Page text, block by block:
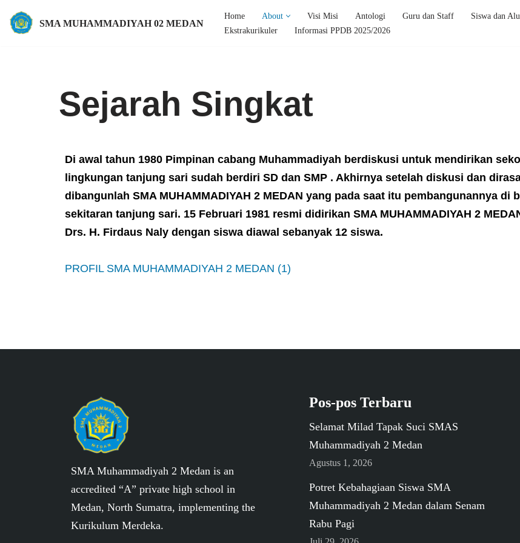
Lompat
SMA MUHAMMADIYAH 02 MEDAN
Home About Visi Misi Antologi Guru dan Staff Siswa dan
Ekstrakurikuler
Informasi PPDB 2025/2026
Sejarah Singkat
Di awal tahun 1980 Pimpinan cabang Muhammadiyah berdiskusi untuk mendirikan
lingkungan tanjung sari sudah berdiri SD dan SMP . Akhirnya setelah diskusi dan
dibangunlah SMA MUHAMMADIYAH 2 MEDAN yang pada saat itu pembangunannya di
sekitaran tanjung sari. 15 Februari 1981 resmi didirikan SMA MUHAMMADIYAH 2
Drs. H. Firdaus Naly dengan siswa diawal sebanyak 12 siswa.
PROFIL SMA MUHAMMADIYAH 2 MEDAN (1)
SMA Muhammadiyah 2 Medan is an
accredited “A” private high school in
Medan, North Sumatra, implementing the
Kurikulum Merdeka.
Pos-pos Terbaru
Selamat Milad Tapak Suci SMAS
Muhammadiyah 2 Medan
Agustus 1, 2026
Potret Kebahagiaan Siswa SMA
Muhammadiyah 2 Medan dalam Senam
Rabu Pagi